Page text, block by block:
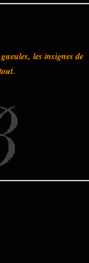
les insignes de